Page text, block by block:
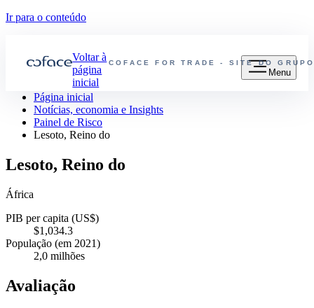
Ir para o conteúdo
COFACE FOR TRADE - SITE DO
Voltar à
página
inicial
Menu
Página inicial
Notícias, economia e Insights
Painel de Risco
Lesoto, Reino do
Lesoto, Reino do
África
PIB per capita (US$)
$1,034.3
População (em 2021)
2,0 milhões
Avaliação